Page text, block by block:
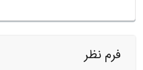
فرم نظر